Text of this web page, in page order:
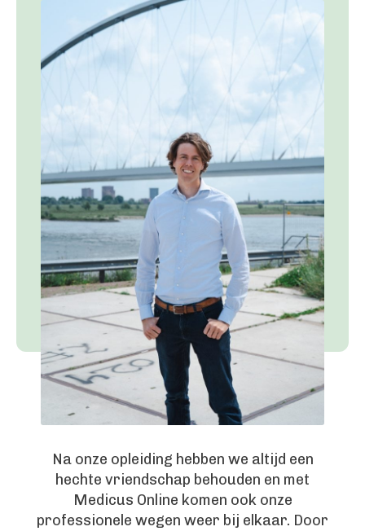
Na onze opleiding hebben we altijd een
hechte vriendschap behouden en met
Medicus Online komen ook onze
professionele wegen weer bij elkaar. Door